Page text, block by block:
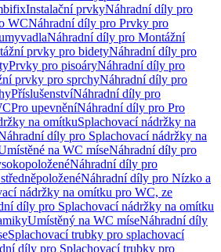
Instalační prvkyNáhradní díly pro
WCNáhradní díly pro Prvky pro
Náhradní díly pro Montážní
prvky pro bidetyNáhradní díly pro
Prvky pro pisoáryNáhradní díly pro
prvky pro sprchyNáhradní díly pro
PříslušenstvíNáhradní díly pro
Pro upevněníNáhradní díly pro Pro
na omítkuSplachovací nádržky na
díly pro Splachovací nádržky na
na WC míseNáhradní díly pro
Náhradní díly pro
Náhradní díly pro Nízko a
nádržky na omítku pro WC, ze
díly pro Splachovací nádržky na omítku
Umístěný na WC míseNáhradní díly
Splachovací trubky pro splachovací
díly pro Splachovací trubky pro